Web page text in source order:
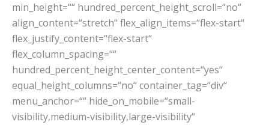
min_height=““ hundred_percent_height_scroll=“no“
align_content=“stretch“ flex_align_items=“flex-start“
flex_justify_content=“flex-start“
flex_column_spacing=““
hundred_percent_height_center_content=“yes“
equal_height_columns=“no“ container_tag=“div“
menu_anchor=““ hide_on_mobile=“small-
visibility,medium-visibility,large-visibility“